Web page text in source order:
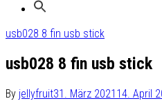
usb028 8 fin usb stick
usb028 8 fin usb stick
By jellyfruit31. März 2021 14. April